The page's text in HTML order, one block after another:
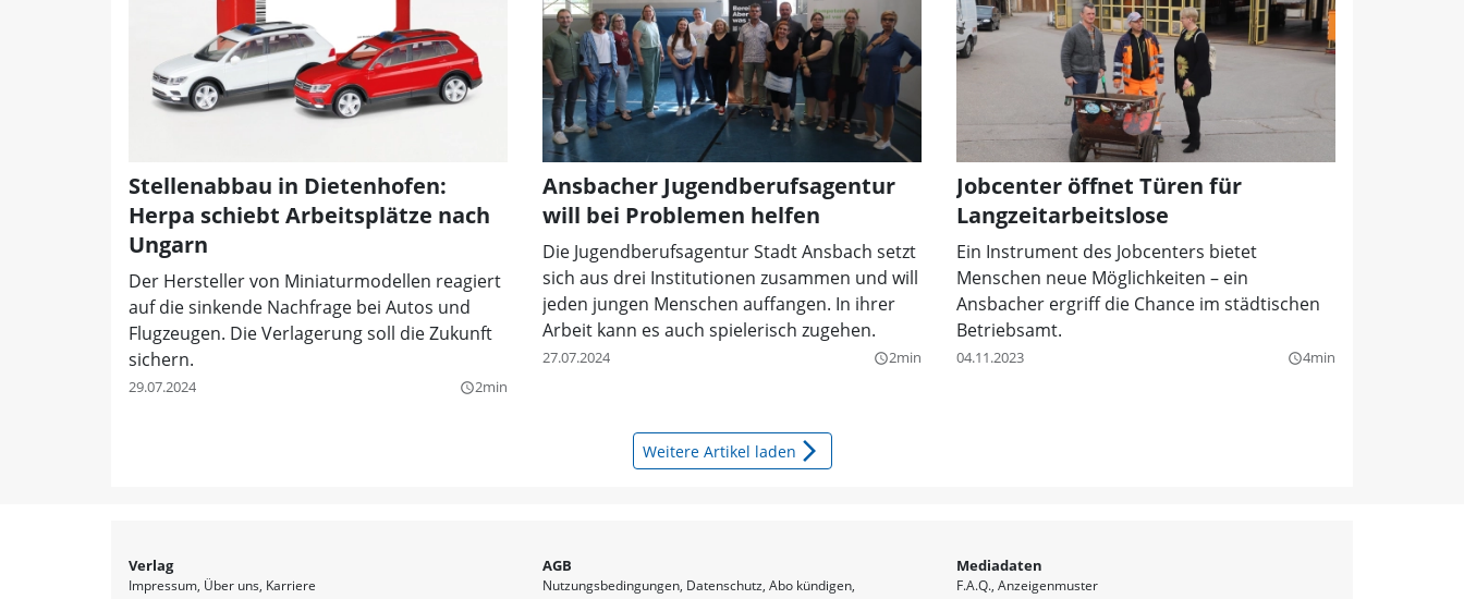
Stellenabbau in Dietenhofen:
Herpa schiebt Arbeitsplätze nach
Ungarn
Der Hersteller von Miniaturmodellen reagiert
auf die sinkende Nachfrage bei Autos und
Flugzeugen. Die Verlagerung soll die Zukunft
sichern.
29.07.2024 query_builder2min
Ansbacher Jugendberufsagentur
will bei Problemen helfen
Die Jugendberufsagentur Stadt Ansbach setzt
sich aus drei Institutionen zusammen und will
jeden jungen Menschen auffangen. In ihrer
Arbeit kann es auch spielerisch zugehen.
27.07.2024 query_builder2min
Jobcenter öffnet Türen für
Langzeitarbeitslose
Ein Instrument des Jobcenters bietet
Menschen neue Möglichkeiten – ein
Ansbacher ergriff die Chance im städtischen
Betriebsamt.
04.11.2023 query_builder4min
Weitere Artikel laden arrow_forward_ios
Verlag
Impressum Über uns Karriere
AGB
Nutzungsbedingungen Datenschutz Abo kündigen
Mediadaten
F.A.Q. Anzeigenmuster